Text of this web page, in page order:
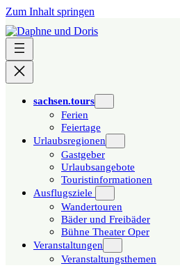
Zum Inhalt springen
sachsen.tours
Ferien
Feiertage
Urlaubsregionen
Gastgeber
Urlaubsangebote
Touristinformationen
Ausflugsziele
Wandertouren
Bäder und Freibäder
Bühne Theater Oper
Veranstaltungen
Veranstaltungsthemen